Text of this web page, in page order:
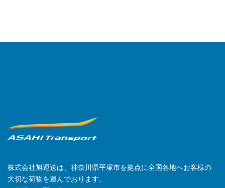
株式会社旭運送は、神奈川県平塚市を拠点に全国各地へお客様の
大切な荷物を運んでおります。